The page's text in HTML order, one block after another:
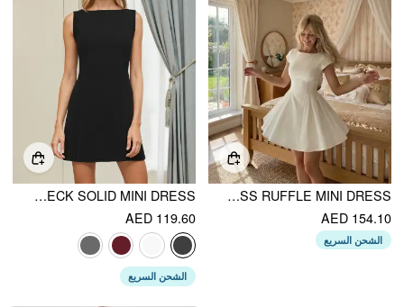
SCULPTURAL BOAT NECK SHORT SLEEVE CUT OUT BACKLESS RUFFLE MINI DRESS
AED 154.10
الشحن السريع
BOAT NECK SOLID MINI DRESS
AED 119.60
الشحن السريع